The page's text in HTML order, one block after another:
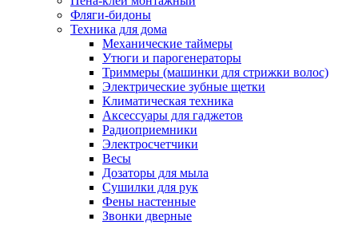
Фляги-бидоны
Техника для дома
Механические таймеры
Утюги и парогенераторы
Триммеры (машинки для стрижки волос)
Электрические зубные щетки
Климатическая техника
Аксессуары для гаджетов
Радиоприемники
Электросчетчики
Весы
Дозаторы для мыла
Сушилки для рук
Фены настенные
Звонки дверные